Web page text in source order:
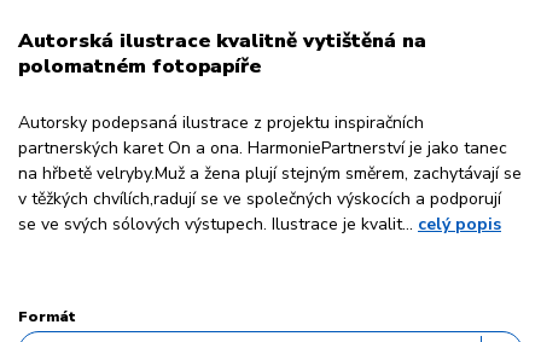
Autorská ilustrace kvalitně vytištěná na
polomatném fotopapíře
Autorsky podepsaná ilustrace z projektu inspiračních
partnerských karet On a ona. HarmoniePartnerství je jako tanec
na hřbetě velryby.Muž a žena plují stejným směrem, zachytávají se
v těžkých chvílích,radují se ve společných výskocích a podporují
se ve svých sólových výstupech. Ilustrace je kvalit... celý popis
Formát